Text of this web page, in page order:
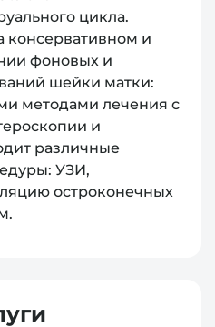
цикла.
консервативном и
фоновых и
шейки матки:
методами лечения с
и
различные
УЗИ,
остроконечных